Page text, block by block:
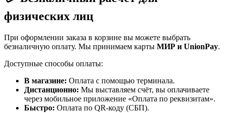
физических лиц
При оформлении заказа в корзине вы можете выбрать
безналичную оплату. Мы принимаем карты МИР и UnionPay.
Доступные способы оплаты:
В магазине: Оплата с помощью терминала.
Дистанционно: Мы выставляем счёт, вы оплачиваете
через мобильное приложение «Оплата по реквизитам».
Быстро: Оплата по QR-коду (СБП).